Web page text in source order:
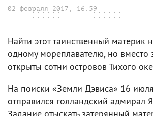
02 февраля 2017, 16:59
Найти этот таинственный материк
одному мореплавателю, но вместо
открыты сотни островов Тихого
На поиски «Земли Дэвиса» 16
отправился голландский адмирал